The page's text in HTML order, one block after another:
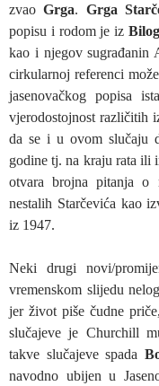
zvaoGrga. Grga
popisu i rodom je iz
kao i njegov sugrađanin
cirkularnoj referenci
jasenovačkog popisa
vjerodostojnost različitih
da se i u ovom slučaju
godine tj. na kraju rata ili
otvara brojna pitanja o
nestalih Starčevića kao
iz 1947.
Neki drugi novi/
vremenskom slijedu
jer život piše čudne
slučajeve je Churchill
takve slučajeve spada
navodno ubijen u